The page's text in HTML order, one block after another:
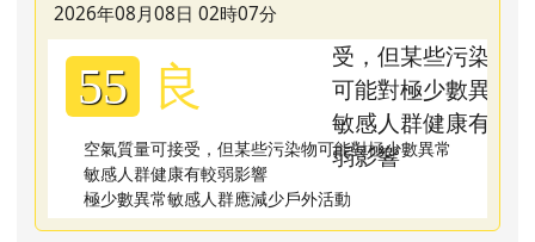
2026年08月08日 02時07分
55 良
空氣質量可接受，但某些污染物可能對極少數異常
敏感人群健康有較弱影響
極少數異常敏感人群應減少戶外活動